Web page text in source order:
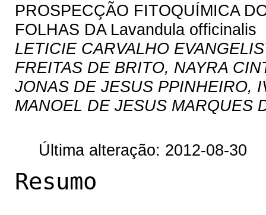
PROSPECÇÃO FITOQUÍMICA
FOLHAS DA Lavandula officinalis
LETICIE CARVALHO
FREITAS DE BRITO, NAYRA
JONAS DE JESUS PPINHEIRO,
MANOEL DE JESUS MARQUES
Última alteração: 2012-08-30
Resumo